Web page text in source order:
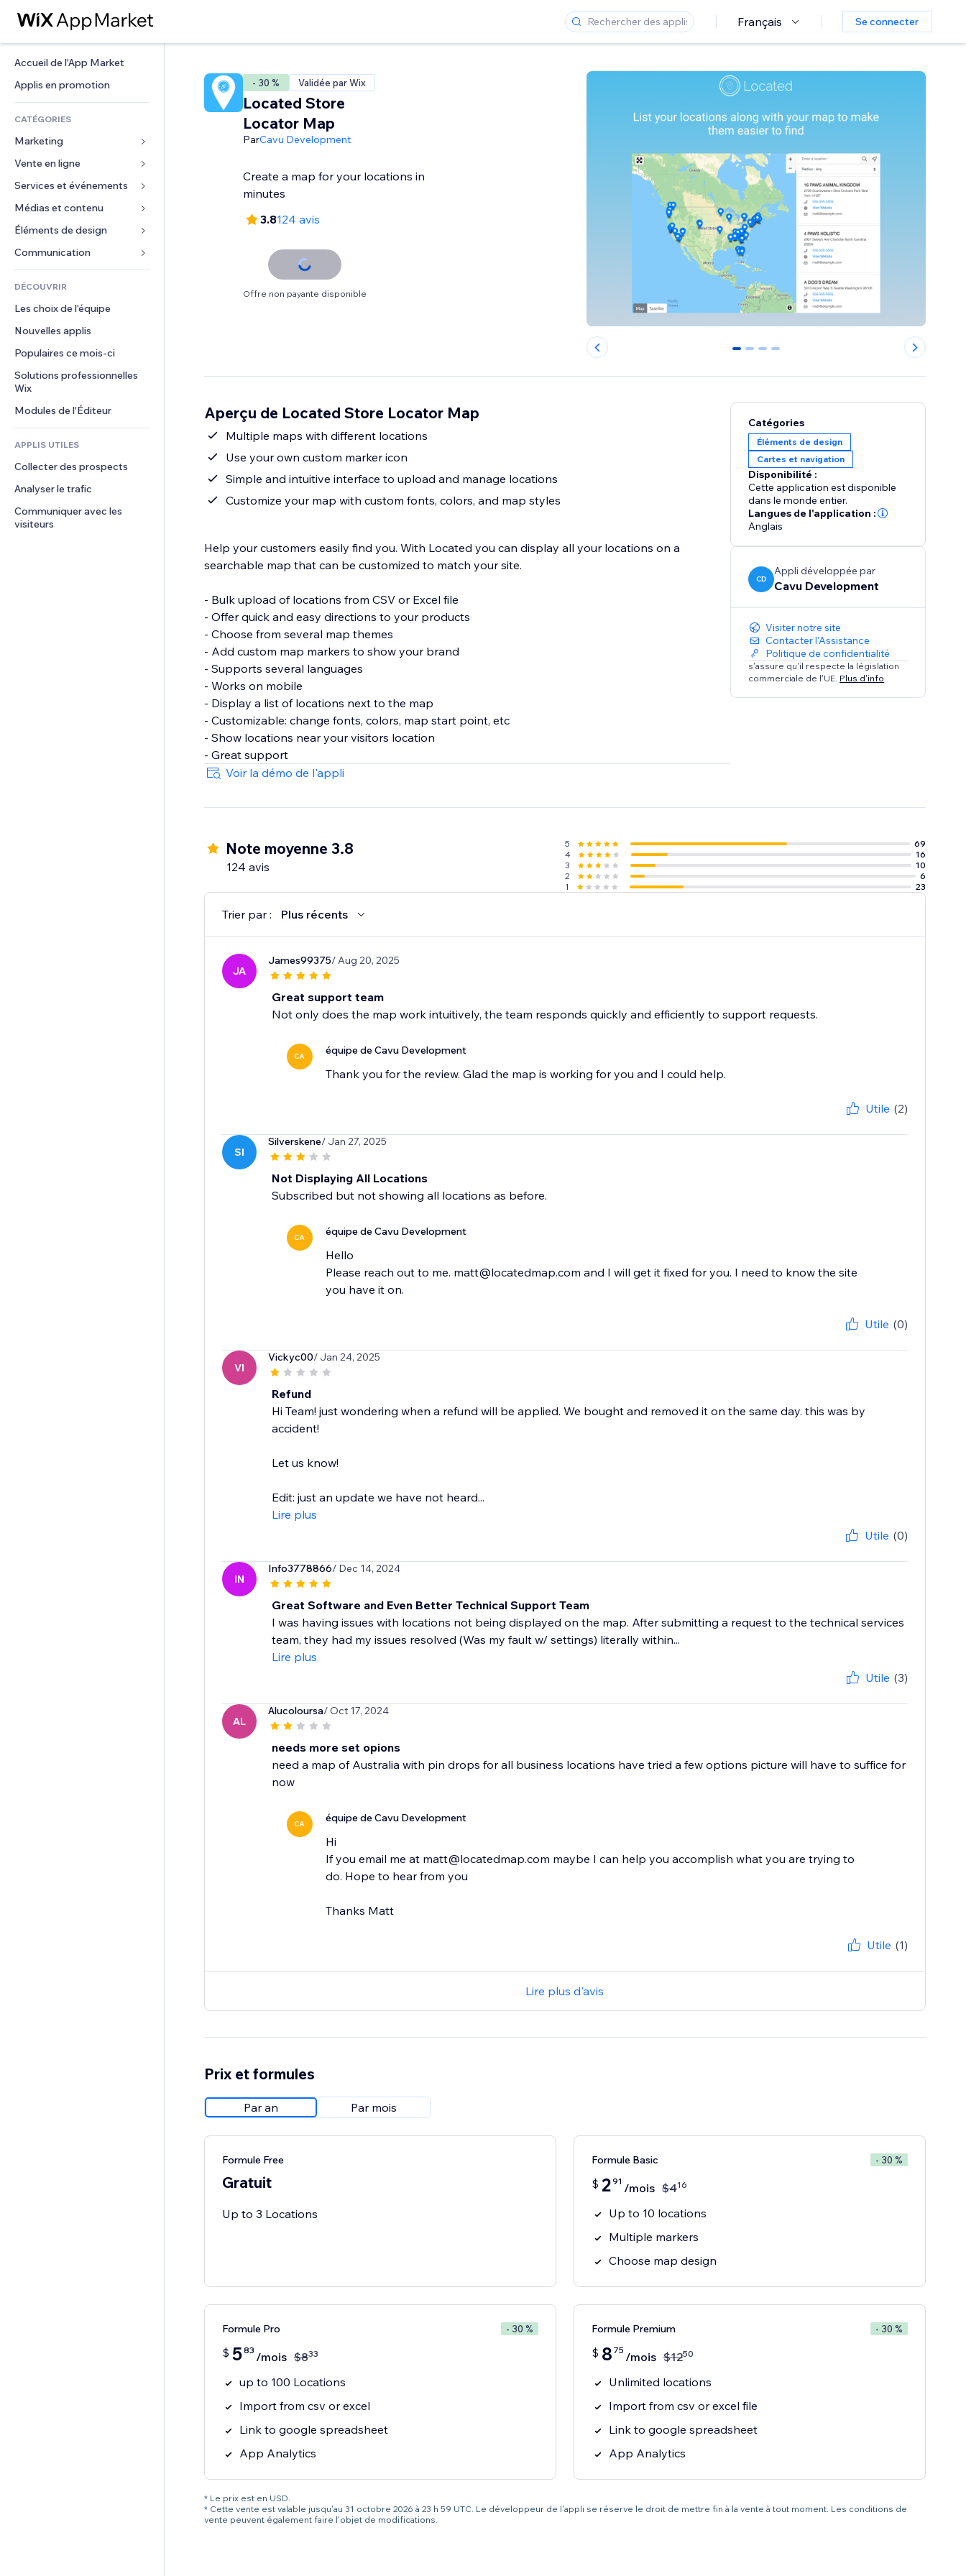
Français Se connecter
Accueil de l'App Market
Applis en promotion
CATÉGORIES
Marketing
Publicités
Mobile
Données analytiques
Réseaux sociaux
Classement de sites
E-mail
Vente en ligne
Applis pour les boutiques
Expédition et livraison
Boutons Vente
Comptabilité
Coupons et fidélisation
Solutions d'entreposage
Financement participatif
Alimentation et boissons
Services et événements
Hôtels
Événements
Restaurants
Immobilier
Réservations
Médias et contenu
Galerie
Musique
Podcasts
Photographie
Vidéo
PDF
Partage de fichiers
Actualités
Services de contenu
Effets de texte
Éléments de design
Cartes et navigation
Confidentialité
Horloge
Modèles de pages
Effets sur images
Boutons et menus
Bannières et badges
Calculateurs
Rechercher
Formulaires
Sondages
Chat
Commentaires
Téléphone
Communauté
Avis et commentaires
DÉCOUVRIR
Les choix de l'équipe
Nouvelles applis
Populaires ce mois‑ci
Solutions professionnelles
Wix
Modules de l'Éditeur
APPLIS UTILES
Collecter des prospects
Analyser le trafic
Communiquer avec les
visiteurs
- 30 % Validée par Wix
Located Store
Locator Map
ParCavu Development
Create a map for your locations in
minutes
3.8124 avis
Offre non payante disponible
0 1 2 3
Aperçu de Located Store Locator Map
Multiple maps with different locations
Use your own custom marker icon
Simple and intuitive interface to upload and manage locations
Customize your map with custom fonts, colors, and map styles
Help your customers easily find you. With Located you can display all your locations on a
searchable map that can be customized to match your site.
- Bulk upload of locations from CSV or Excel file
- Offer quick and easy directions to your products
- Choose from several map themes
- Add custom map markers to show your brand
- Supports several languages
- Works on mobile
- Display a list of locations next to the map
- Customizable: change fonts, colors, map start point, etc
- Show locations near your visitors location
- Great support
Voir la démo de l'appli
Catégories
Éléments de design
Cartes et navigation
Disponibilité :
Cette application est disponible
dans le monde entier.
Langues de l'application :
Anglais
CD
Appli développée par
Cavu Development
Visiter notre site
Contacter l'Assistance
Politique de confidentialité
s'assure qu'il respecte la législation
commerciale de l'UE. Plus d'info
Note moyenne 3.8
124 avis
5
69
4
16
3
10
2
6
1
23
Trier par : Plus récents
JA
James99375/ Aug 20, 2025
Great support team
Not only does the map work intuitively, the team responds quickly and efficiently to support requests.
CA équipe de Cavu Development
Thank you for the review. Glad the map is working for you and I could help.
Utile (2)
SI
Silverskene/ Jan 27, 2025
Not Displaying All Locations
Subscribed but not showing all locations as before.
CA équipe de Cavu Development
Hello
Please reach out to me. matt@locatedmap.com and I will get it fixed for you. I need to know the site
you have it on.
Utile (0)
VI
Vickyc00/ Jan 24, 2025
Refund
Hi Team! just wondering when a refund will be applied. We bought and removed it on the same day. this was by
accident!
Let us know!
Edit: just an update we have not heard...
Lire plus
Utile (0)
IN
Info3778866/ Dec 14, 2024
Great Software and Even Better Technical Support Team
I was having issues with locations not being displayed on the map. After submitting a request to the technical services
team, they had my issues resolved (Was my fault w/ settings) literally within...
Lire plus
Utile (3)
AL
Alucoloursa/ Oct 17, 2024
needs more set opions
need a map of Australia with pin drops for all business locations have tried a few options picture will have to suffice for
now
CA équipe de Cavu Development
Hi
If you email me at matt@locatedmap.com maybe I can help you accomplish what you are trying to
do. Hope to hear from you
Thanks Matt
Utile (1)
Lire plus d'avis
Prix et formules
Par an Par mois
Formule Free
Gratuit
Up to 3 Locations
Formule Basic - 30 %
$ 291 /mois $416
Up to 10 locations
Multiple markers
Choose map design
Formule Pro - 30 %
$ 583 /mois $833
up to 100 Locations
Import from csv or excel
Link to google spreadsheet
App Analytics
Formule Premium - 30 %
$ 8 75 /mois $1250
Unlimited locations
Import from csv or excel file
Link to google spreadsheet
App Analytics
* Le prix est en USD.
* Cette vente est valable jusqu'au 31 octobre 2026 à 23 h 59 UTC. Le développeur de l'appli se réserve le droit de mettre fin à la vente à tout moment. Les conditions de
vente peuvent également faire l'objet de modifications.